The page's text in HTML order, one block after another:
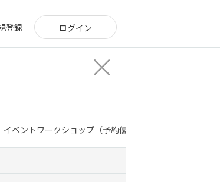
登録 ログイン
イベントワークショップ（予約優先）